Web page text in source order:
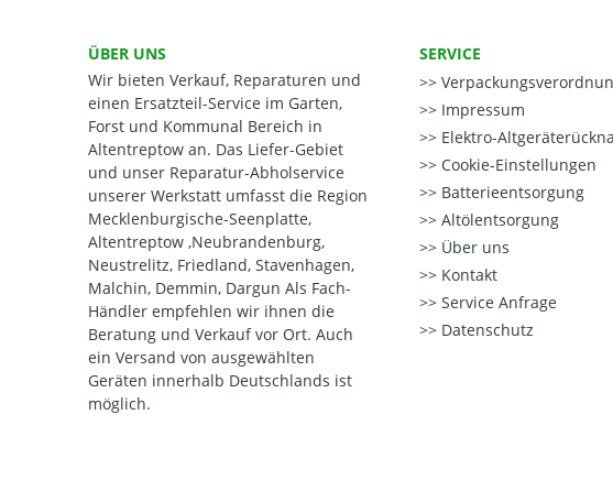
ÜBER UNS
Wir bieten Verkauf, Reparaturen und
einen Ersatzteil-Service im Garten,
Forst und Kommunal Bereich in
Altentreptow an. Das Liefer-Gebiet
und unser Reparatur-Abholservice
unserer Werkstatt umfasst die Region
Mecklenburgische-Seenplatte,
Altentreptow ,Neubrandenburg,
Neustrelitz, Friedland, Stavenhagen,
Malchin, Demmin, Dargun Als Fach-
Händler empfehlen wir ihnen die
Beratung und Verkauf vor Ort. Auch
ein Versand von ausgewählten
Geräten innerhalb Deutschlands ist
möglich.
SERVICE
Impressum
Elektro-
Cookie-Einstellungen
Batterieentsorgung
Altölentsorgung
Über uns
Kontakt
Service Anfrage
Datenschutz